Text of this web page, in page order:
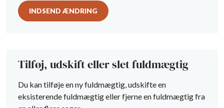
INDSEND ÆNDRING
Tilføj, udskift eller slet fuldmægtig
Du kan tilføje en ny fuldmægtig, udskifte en
eksisterende fuldmægtig eller fjerne en fuldmægtig fra